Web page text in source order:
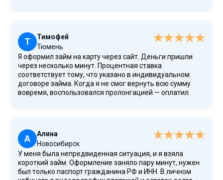
Т
Тимофей
Тюмень
Я оформил займ на карту через сайт. Деньги пришли
через несколько минут. Процентная ставка
соответствует тому, что указано в индивидуальном
договоре займа. Когда я не смог вернуть всю сумму
вовремя, воспользовался пролонгацией — оплатил
А
Алина
Новосибирск
У меня была непредвиденная ситуация, и я взяла
короткий займ. Оформление заняло пару минут, нужен
был только паспорт гражданина РФ и ИНН. В личном